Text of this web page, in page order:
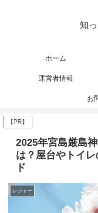
知
ホーム
運営者情報
お
【PR】
2025年宮島厳島
は？屋台やトイ
ド
レジャー